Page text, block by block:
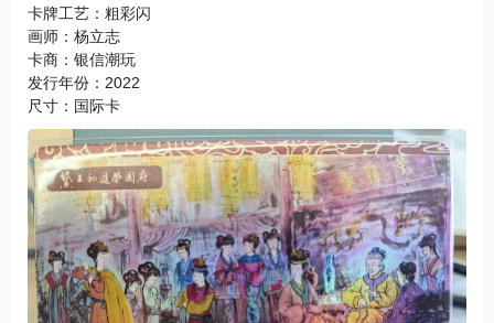
卡牌工艺：粗彩闪
画师：杨立志
卡商：银信潮玩
发行年份：2022
尺寸：国际卡